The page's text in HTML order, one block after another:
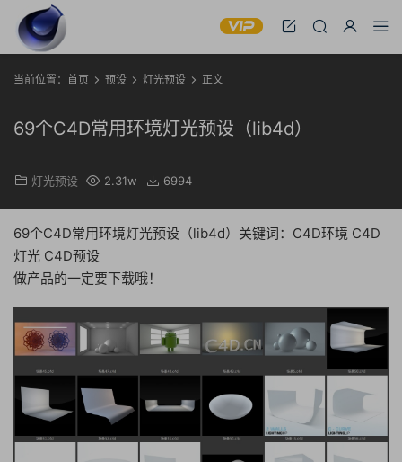
当前位置： 首页 预设 灯光预设 正文
69个C4D常用环境灯光预设（lib4d）
灯光预设 2.31w 6994
69个C4D常用环境灯光预设（lib4d）关键词：C4D环境 C4D
灯光 C4D预设
做产品的一定要下载哦！